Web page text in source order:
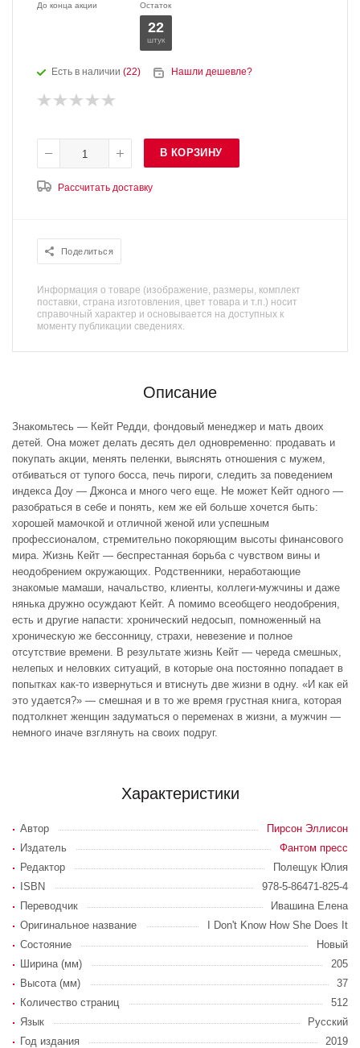
До конца акции Остаток
22
штук
Есть в наличии (22) Нашли дешевле?
В КОРЗИНУ
Рассчитать доставку
Поделиться
Информация о товаре (изображение, размеры, комплект
поставки, страна изготовления, цвет товара и т.п.) носит
справочный характер и основывается на доступных к
моменту публикации сведениях.
Описание
Знакомьтесь — Кейт Редди, фондовый менеджер и мать двоих
детей. Она может делать десять дел одновременно: продавать и
покупать акции, менять пеленки, выяснять отношения с мужем,
отбиваться от тупого босса, печь пироги, следить за поведением
индекса Доу — Джонса и много чего еще. Не может Кейт одного —
разобраться в себе и понять, кем же ей больше хочется быть:
хорошей мамочкой и отличной женой или успешным
профессионалом, стремительно покоряющим высоты финансового
мира. Жизнь Кейт — беспрестанная борьба с чувством вины и
неодобрением окружающих. Родственники, неработающие
знакомые мамаши, начальство, клиенты, коллеги-мужчины и даже
нянька дружно осуждают Кейт. А помимо всеобщего неодобрения,
есть и другие напасти: хронический недосып, помноженный на
хроническую же бессонницу, страхи, невезение и полное
отсутствие времени. В результате жизнь Кейт — череда смешных,
нелепых и неловких ситуаций, в которые она постоянно попадает в
попытках как-то извернуться и втиснуть две жизни в одну. «И как ей
это удается?» — смешная и в то же время грустная книга, которая
подтолкнет женщин задуматься о переменах в жизни, а мужчин —
немного иначе взглянуть на своих подруг.
Характеристики
Автор
Пирсон Эллисон
Издатель
Фантом пресс
Редактор
Полещук Юлия
ISBN
978-5-86471-825-4
Переводчик
Ивашина Елена
Оригинальное название
I Don't Know How She Does It
Состояние
Новый
Ширина (мм)
205
Высота (мм)
37
Количество страниц
512
Язык
Русский
Год издания
2019